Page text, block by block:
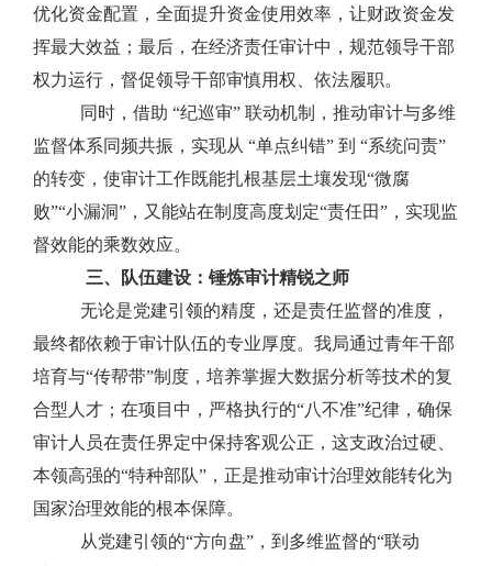
优化资金配置，全面提升资金使用效率，让财政资金发
挥最大效益；最后，在经济责任审计中 ，规范领导干部
权力运行 ，督促领导干部审慎用权、依法履职。
同时， 借助 “纪巡审” 联动机制 ， 推动审计与多维
监督体系同频共振， 实现从 “单点纠错” 到 “系统问责”
的转变 ，使审计工作既能扎根基层土壤发现“微腐
败”“小漏洞” ，又能站在制度高度划定“责任田” ，实现监
督效能的乘数效应。
三、队伍建设：锤炼审计精锐之师
无论是党建引领的精度 ，还是责任监督的准度 ，
最终都依赖于审计队伍的专业厚度。 我局通过青年干部
培育与“传帮带”制度， 培养掌握大数据分析等技术的复
合型人才； 在项目中， 严格执行的“八不准”纪律，确保
审计人员在责任界定中保持客观公正，这支政治过硬、
本领高强的“特种部队” ，正是推动审计治理效能转化为
国家治理效能的根本保障。
从党建引领的“方向盘”， 到 多维监督的“联动